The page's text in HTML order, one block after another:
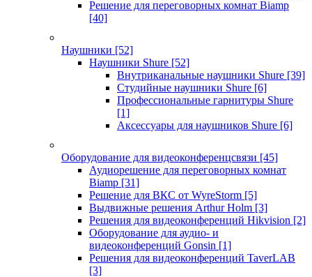
Решение для переговорных комнат Biamp
[40]
Наушники [52]
Наушники Shure [52]
Внутриканальные наушники Shure [39]
Студийные наушники Shure [6]
Профессиональные гарнитуры Shure
[1]
Аксессуары для наушников Shure [6]
Оборудование для видеоконференцсвязи [45]
Аудиорешение для переговорных комнат
Biamp [31]
Решение для ВКС от WyreStorm [5]
Выдвижные решения Arthur Holm [3]
Решения для видеоконференций Hikvision [2]
Оборудование для аудио- и
видеоконференций Gonsin [1]
Решения для видеоконференций TaverLAB
[3]